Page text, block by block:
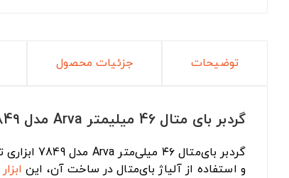
توضیحات جزئیات محصول
گردبر بای متال 46 میلیمتر Arva مدل 7849
و استفاده از آلیاژ بای‌متال در ساخت آن، این ابزار